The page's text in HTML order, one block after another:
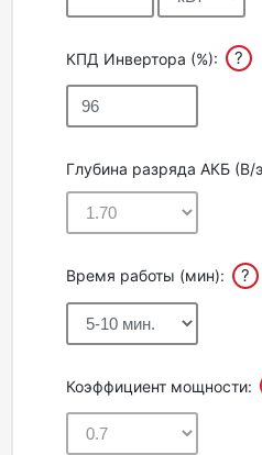
Контакты
КПД Инвертора (%): ?
Глубина разряда АКБ (В/
Время работы (мин): ?
Коэффициент мощности: